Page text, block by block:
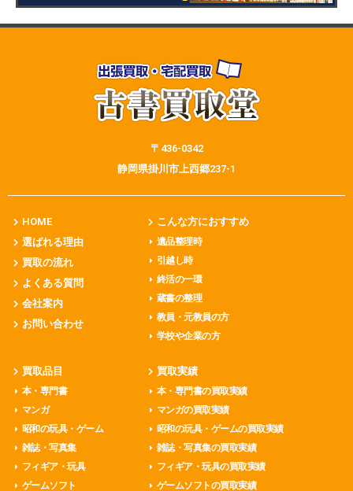
〒436-0342
静岡県掛川市上西郷237-1
HOME
選ばれる理由
買取の流れ
よくある質問
会社案内
お問い合わせ
こんな方におすすめ
遺品整理時
引越し時
終活の一環
蔵書の整理
教員・元教員の方
学校や企業の方
買取品目
本・専門書
マンガ
昭和の玩具・ゲーム
雑誌・写真集
フィギア・玩具
ゲームソフト
買取実績
本・専門書の買取実績
マンガの買取実績
昭和の玩具・ゲームの買取実績
雑誌・写真集の買取実績
フィギア・玩具の買取実績
ゲームソフトの買取実績